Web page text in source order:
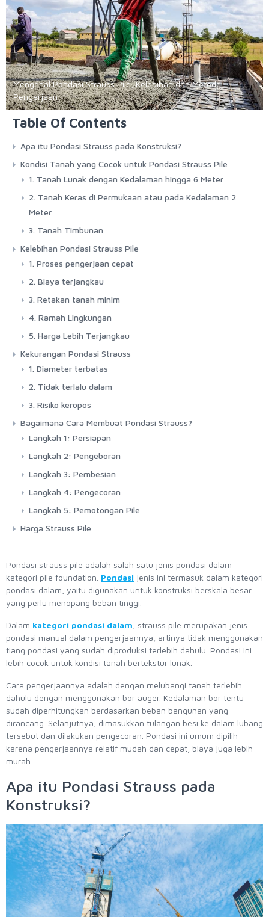
Mengenal Pondasi Strauss Pile, Kelebihan dan Metode
Pengerjaan
Table Of Contents
Apa itu Pondasi Strauss pada Konstruksi?
Kondisi Tanah yang Cocok untuk Pondasi Strauss Pile
1. Tanah Lunak dengan Kedalaman hingga 6 Meter
2. Tanah Keras di Permukaan atau pada Kedalaman 2
Meter
3. Tanah Timbunan
Kelebihan Pondasi Strauss Pile
1. Proses pengerjaan cepat
2. Biaya terjangkau
3. Retakan tanah minim
4. Ramah Lingkungan
5. Harga Lebih Terjangkau
Kekurangan Pondasi Strauss
1. Diameter terbatas
2. Tidak terlalu dalam
3. Risiko keropos
Bagaimana Cara Membuat Pondasi Strauss?
Langkah 1: Persiapan
Langkah 2: Pengeboran
Langkah 3: Pembesian
Langkah 4: Pengecoran
Langkah 5: Pemotongan Pile
Harga Strauss Pile
Pondasi strauss pile adalah salah satu jenis pondasi dalam
kategori pile foundation. Pondasi jenis ini termasuk dalam kategori
pondasi dalam, yaitu digunakan untuk konstruksi berskala besar
yang perlu menopang beban tinggi.
Dalam kategori pondasi dalam , strauss pile merupakan jenis
pondasi manual dalam pengerjaannya, artinya tidak menggunakan
tiang pondasi yang sudah diproduksi terlebih dahulu. Pondasi ini
lebih cocok untuk kondisi tanah bertekstur lunak.
Cara pengerjaannya adalah dengan melubangi tanah terlebih
dahulu dengan menggunakan bor auger. Kedalaman bor tentu
sudah diperhitungkan berdasarkan beban bangunan yang
dirancang. Selanjutnya, dimasukkan tulangan besi ke dalam lubang
tersebut dan dilakukan pengecoran. Pondasi ini umum dipilih
karena pengerjaannya relatif mudah dan cepat, biaya juga lebih
murah.
Apa itu Pondasi Strauss pada
Konstruksi?